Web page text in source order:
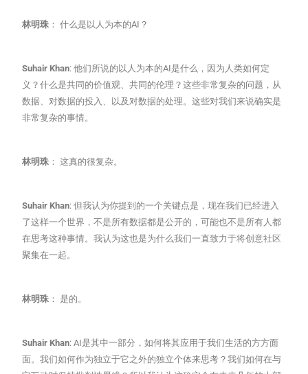
林明珠 ： 什么是以人为本的AI？
Suhair Khan: 他们所说的以人为本的AI是什么，因为人类如何定
义？什么是共同的价值观、共同的伦理？这些非常复杂的问题，从
数据、对数据的投入、以及对数据的处理。这些对我们来说确实是
非常复杂的事情。
林明珠 ： 这真的很复杂。
Suhair Khan: 但我认为你提到的一个关键点是，现在我们已经进入
了这样一个世界，不是所有数据都是公开的，可能也不是所有人都
在思考这种事情。我认为这也是为什么我们一直致力于将创意社区
聚集在一起。
林明珠 ： 是的。
Suhair Khan: AI是其中一部分，如何将其应用于我们生活的方方面
面。我们如何作为独立于它之外的独立个体来思考？我们如何在与